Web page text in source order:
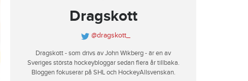
Dragskott
@dragskott_
Dragskott - som drivs av John Wikberg - är en av
Sveriges största hockeybloggar sedan flera år tillbaka.
Bloggen fokuserar på SHL och HockeyAllsvenskan.